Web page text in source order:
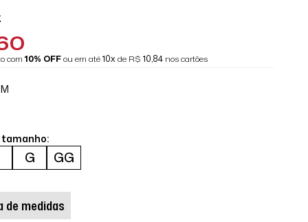
com10% OFFou em até10xde R$ 10,84 nos cartões
tamanho:
G GG
de medidas